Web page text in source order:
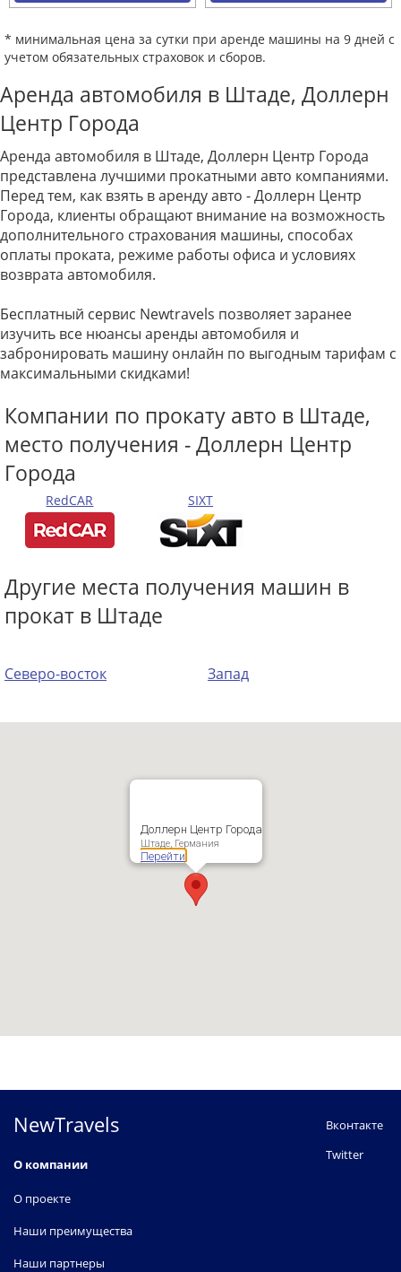
* минимальная цена за сутки при аренде машины на 9 дней с
учетом обязательных страховок и сборов.
Аренда автомобиля в Штаде, Доллерн
Центр Города
Аренда автомобиля в Штаде, Доллерн Центр Города
представлена лучшими прокатными авто компаниями.
Перед тем, как взять в аренду авто - Доллерн Центр
Города, клиенты обращают внимание на возможность
дополнительного страхования машины, способах
оплаты проката, режиме работы офиса и условиях
возврата автомобиля.
Бесплатный сервис Newtravels позволяет заранее
изучить все нюансы аренды автомобиля и
забронировать машину онлайн по выгодным тарифам с
максимальными скидками!
Компании по прокату авто в Штаде,
место получения - Доллерн Центр
Города
RedCAR SIXT
Другие места получения машин в
прокат в Штаде
Северо-восток Запад
Доллерн Центр Города
Штаде, Германия
Перейти
NewTravels
О компании
О проекте
Наши преимущества
Наши партнеры
Вконтакте
Twitter